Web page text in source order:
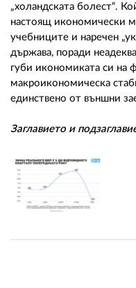
„холандската болест“.
настоящ икономически
учебниците и наречен
държава, поради
губи икономиката си на
макроикономическа
единствено от външни
Заглавието и